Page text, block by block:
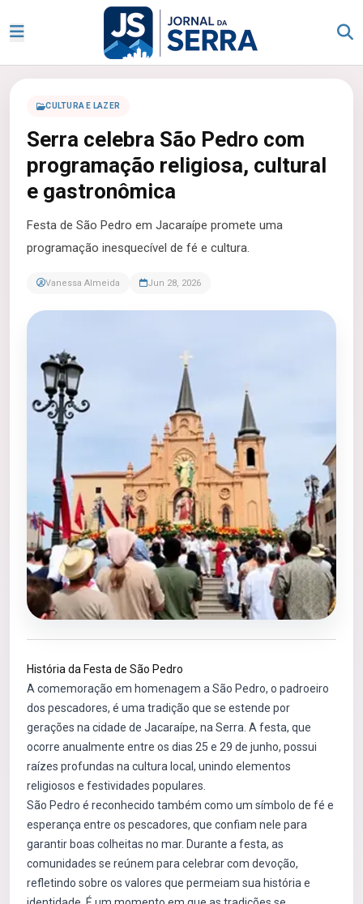
CULTURA E LAZER
Serra celebra São Pedro com
programação religiosa, cultural
e gastronômica
Festa de São Pedro em Jacaraípe promete uma
programação inesquecível de fé e cultura.
Vanessa Almeida Jun 28, 2026
História da Festa de São Pedro
A comemoração em homenagem a São Pedro, o padroeiro
dos pescadores, é uma tradição que se estende por
gerações na cidade de Jacaraípe, na Serra. A festa, que
ocorre anualmente entre os dias 25 e 29 de junho, possui
raízes profundas na cultura local, unindo elementos
religiosos e festividades populares.
São Pedro é reconhecido também como um símbolo de fé e
esperança entre os pescadores, que confiam nele para
garantir boas colheitas no mar. Durante a festa, as
comunidades se reúnem para celebrar com devoção,
refletindo sobre os valores que permeiam sua história e